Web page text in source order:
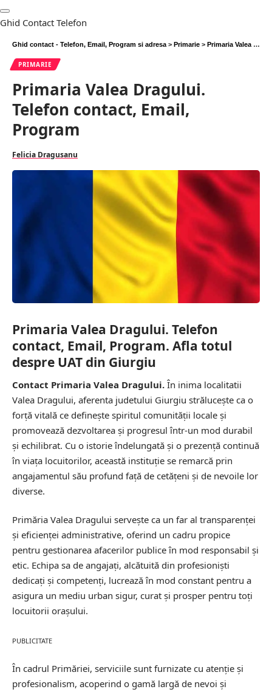
Ghid Contact Telefon
Ghid contact - Telefon, Email, Program si adresa > Primarie > Primaria Valea Dragului. Telefon contact, Email, Program
PRIMARIE
Primaria Valea Dragului.
Telefon contact, Email,
Program
Felicia Dragusanu
Primaria Valea Dragului. Telefon
contact, Email, Program. Afla totul
despre UAT din Giurgiu
Contact Primaria Valea Dragului. În inima localitatii
Valea Dragului, aferenta judetului Giurgiu strălucește ca o
forță vitală ce definește spiritul comunității locale și
promovează dezvoltarea și progresul într-un mod durabil
și echilibrat. Cu o istorie îndelungată și o prezență continuă
în viața locuitorilor, această instituție se remarcă prin
angajamentul său profund față de cetățeni și de nevoile lor
diverse.
Primăria Valea Dragului servește ca un far al transparenței
și eficienței administrative, oferind un cadru propice
pentru gestionarea afacerilor publice în mod responsabil și
etic. Echipa sa de angajați, alcătuită din profesioniști
dedicați și competenți, lucrează în mod constant pentru a
asigura un mediu urban sigur, curat și prosper pentru toți
locuitorii orașului.
PUBLICITATE
În cadrul Primăriei, serviciile sunt furnizate cu atenție și
profesionalism, acoperind o gamă largă de nevoi și